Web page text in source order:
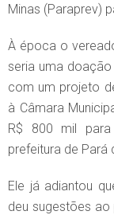
Minas (Paraprev)
À época o
seria uma
com um projeto
à Câmara
R$ 800 mil
prefeitura de Pará
Ele já adiantou
deu sugestões